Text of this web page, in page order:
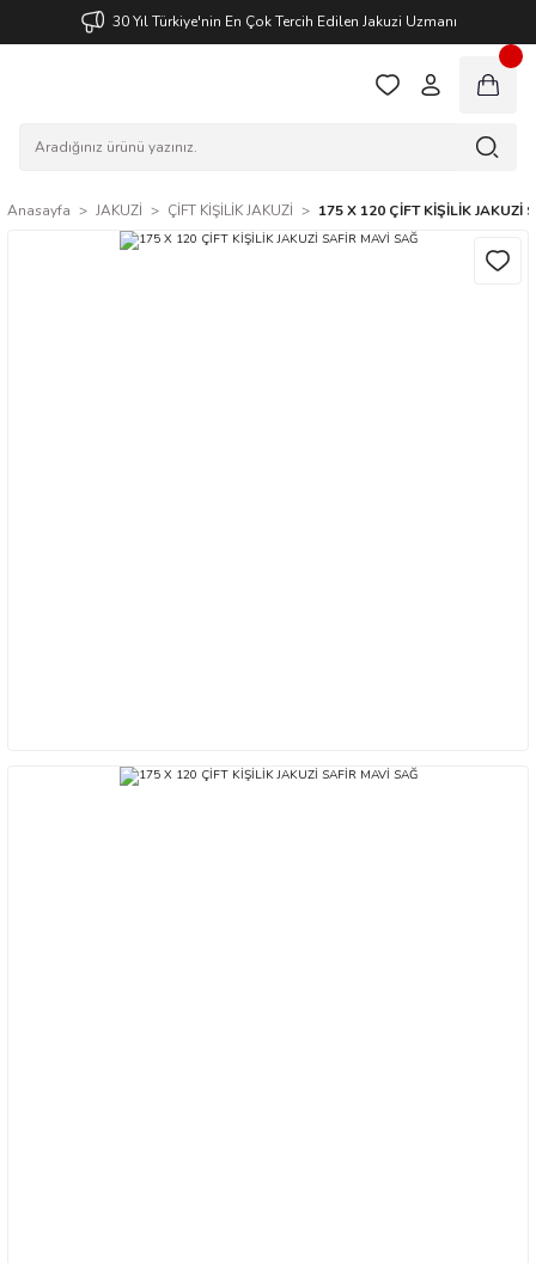
30 Yıl Türkiye'nin En Çok Tercih Edilen Jakuzi Uzmanı
Anasayfa JAKUZİ ÇİFT KİŞİLİK JAKUZİ 175 X 120 ÇİFT KİŞİLİK JAKUZİ